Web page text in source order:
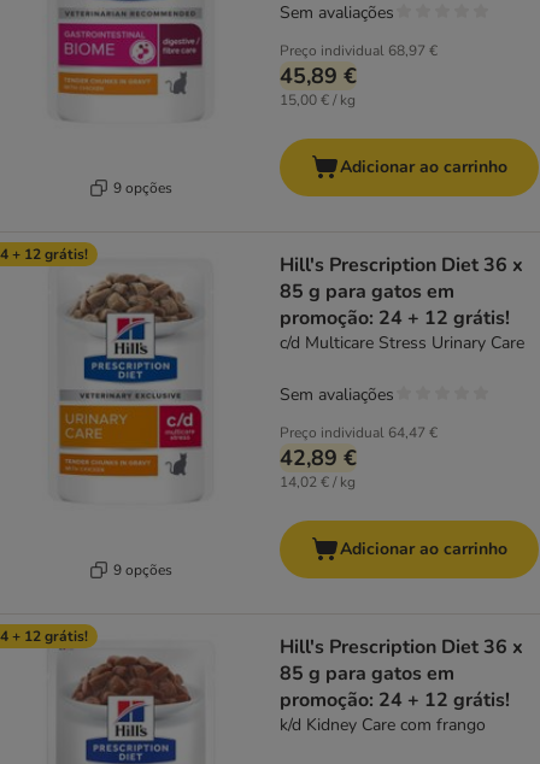
9 opções
Preço individual 68,97 €
45,89 €
15,00 € / kg
Sem avaliações
Adicionar ao carrinho
+ 12 grátis!
9 opções
Hill's Prescription Diet 36 x
85 g para gatos em
promoção: 24 + 12 grátis!
c/d Multicare Stress Urinary Care
Preço individual 64,47 €
42,89 €
14,02 € / kg
Sem avaliações
Adicionar ao carrinho
+ 12 grátis!
Hill's Prescription Diet 36 x
85 g para gatos em
promoção: 24 + 12 grátis!
k/d Kidney Care com frango